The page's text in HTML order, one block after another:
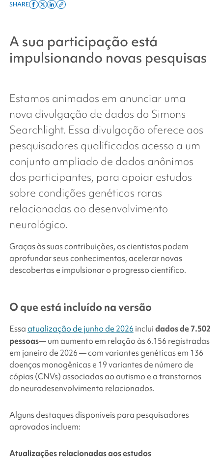
SHARE
Share
Share
twitter
Share
linkedin
Copy
page
link
A sua participação está
impulsionando novas pesquisas
Estamos animados em anunciar uma
nova divulgação de dados do Simons
Searchlight. Essa divulgação oferece aos
pesquisadores qualificados acesso a um
conjunto ampliado de dados anônimos
dos participantes, para apoiar estudos
sobre condições genéticas raras
relacionadas ao desenvolvimento
neurológico.
Graças às suas contribuições, os cientistas podem
aprofundar seus conhecimentos, acelerar novas
descobertas e impulsionar o progresso científico.
O que está incluído na versão
Essaatualização de junho de 2026incluidados de 7.502
pessoas— um aumento em relação às 6.156 registradas
em janeiro de 2026 — com variantes genéticas em 136
doenças monogênicas e 19 variantes de número de
cópias (CNVs) associadas ao autismo e a transtornos
do neurodesenvolvimento relacionados.
Alguns destaques disponíveis para pesquisadores
aprovados incluem:
Atualizações relacionadas aos estudos